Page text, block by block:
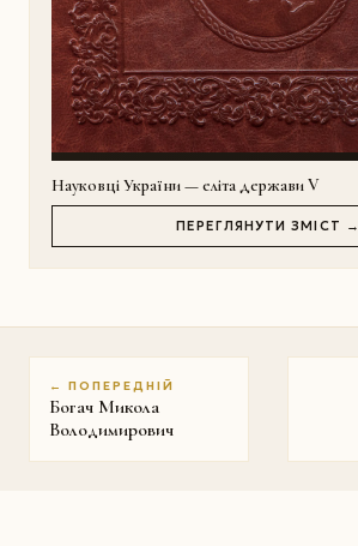
Науковці України — еліта держави V
ПЕРЕГЛЯНУТИ ЗМІСТ →
← ПОПЕРЕДНІЙ
Богач Микола
Володимирович